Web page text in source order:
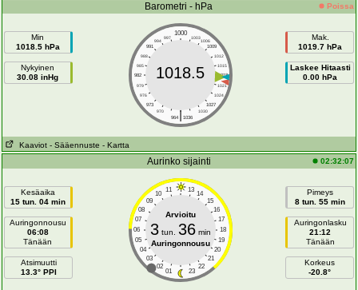
Barometri - hPa Poissa
Min
1018.5 hPa
Nykyinen
30.08 inHg
1000
997 1003
994
1006
991
1009
988
1012
985
1015
982
1018
979
1021
976
1024
973
1027
970
1030
|
964 1036
1018.5
Mak.
1019.7 hPa
Laskee Hitaasti
0.00 hPa
Kaaviot - Sääennuste - Kartta
Aurinko sijainti 02:32:07
Kesäaika
15 tun. 04 min
Auringonnousu
06:08
Tänään
Atsimuutti
13.3° PPI
11 13
10
14
09
15
08
16
07
17
06
18
05
19
04
20
03
21
02
22
01 23
Arvioitu
3tun. 36min
Auringonnousu
Pimeys
8 tun. 55 min
Auringonlasku
21:12
Tänään
Korkeus
-20.8°